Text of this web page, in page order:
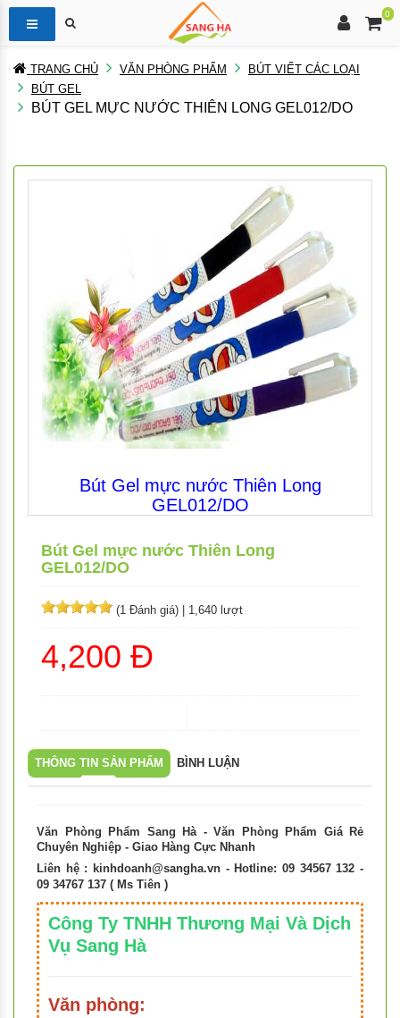
0
TRANG CHỦ VĂN PHÒNG PHẨM
BÚT VIẾT CÁC LOẠI
BÚT GEL
BÚT GEL MỰC NƯỚC THIÊN LONG GEL012/DO
Bút Gel mực nước Thiên Long
GEL012/DO
Bút Gel mực nước Thiên Long
GEL012/DO
(1 Đánh giá) 1,640 lượt
4,200 Đ
THÔNG TIN SẢN PHẨM BÌNH LUẬN
Văn Phòng Phẩm Sang Hà - Văn Phòng Phẩm Giá Rẻ
Chuyên Nghiệp - Giao Hàng Cực Nhanh
Liên hệ : kinhdoanh@sangha.vn - Hotline: 09 34567 132 -
09 34767 137 ( Ms Tiên )
Công Ty TNHH Thương Mại Và Dịch
Vụ Sang Hà
Văn phòng: